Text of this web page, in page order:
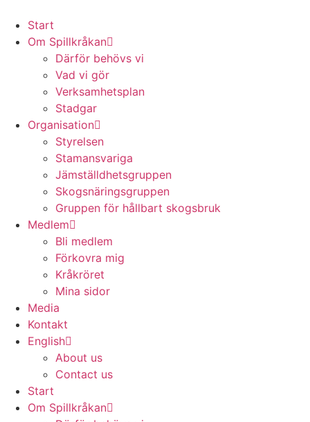
Start
Om Spillkråkan
Därför behövs vi
Vad vi gör
Verksamhetsplan
Stadgar
Organisation
Styrelsen
Stamansvariga
Jämställdhetsgruppen
Skogsnäringsgruppen
Gruppen för hållbart skogsbruk
Medlem
Bli medlem
Förkovra mig
Kråkröret
Mina sidor
Media
Kontakt
English
About us
Contact us
Start
Om Spillkråkan